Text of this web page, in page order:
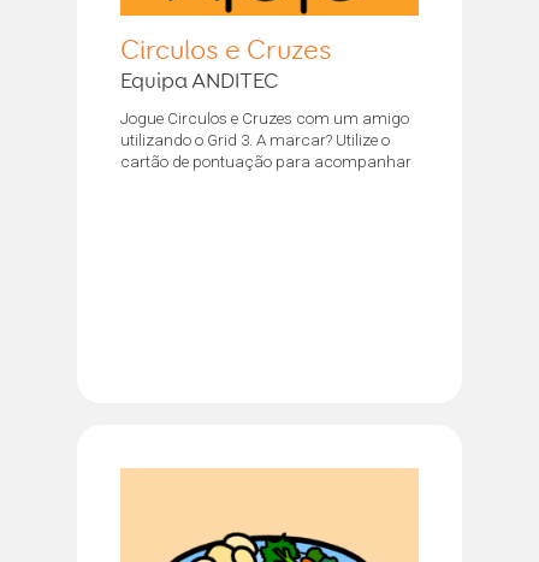
Circulos e Cruzes
Equipa ANDITEC
Jogue Circulos e Cruzes com um amigo
utilizando o Grid 3. A marcar? Utilize o
cartão de pontuação para acompanhar